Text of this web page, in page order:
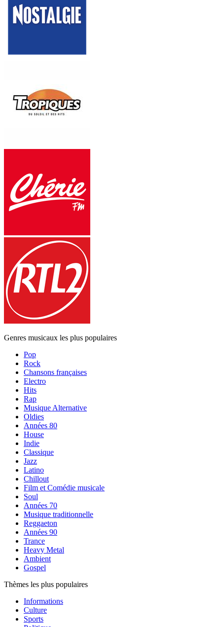
Genres musicaux les plus populaires
Pop
Rock
Chansons françaises
Electro
Hits
Rap
Musique Alternative
Oldies
Années 80
House
Indie
Classique
Jazz
Latino
Chillout
Film et Comédie musicale
Soul
Années 70
Musique traditionnelle
Reggaeton
Années 90
Trance
Heavy Metal
Ambient
Gospel
Thèmes les plus populaires
Informations
Culture
Sports